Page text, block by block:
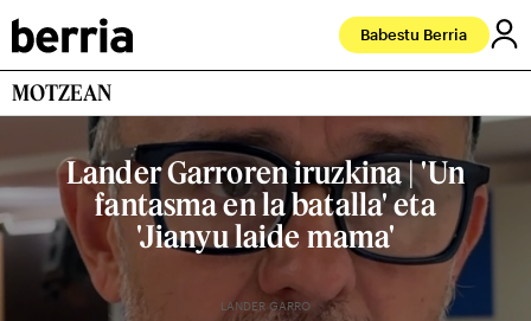
Babestu Berria
MOTZEAN
Lander Garroren iruzkina | 'Un
fantasma en la batalla' eta
'Jianyu laide mama'
LANDER GARRO